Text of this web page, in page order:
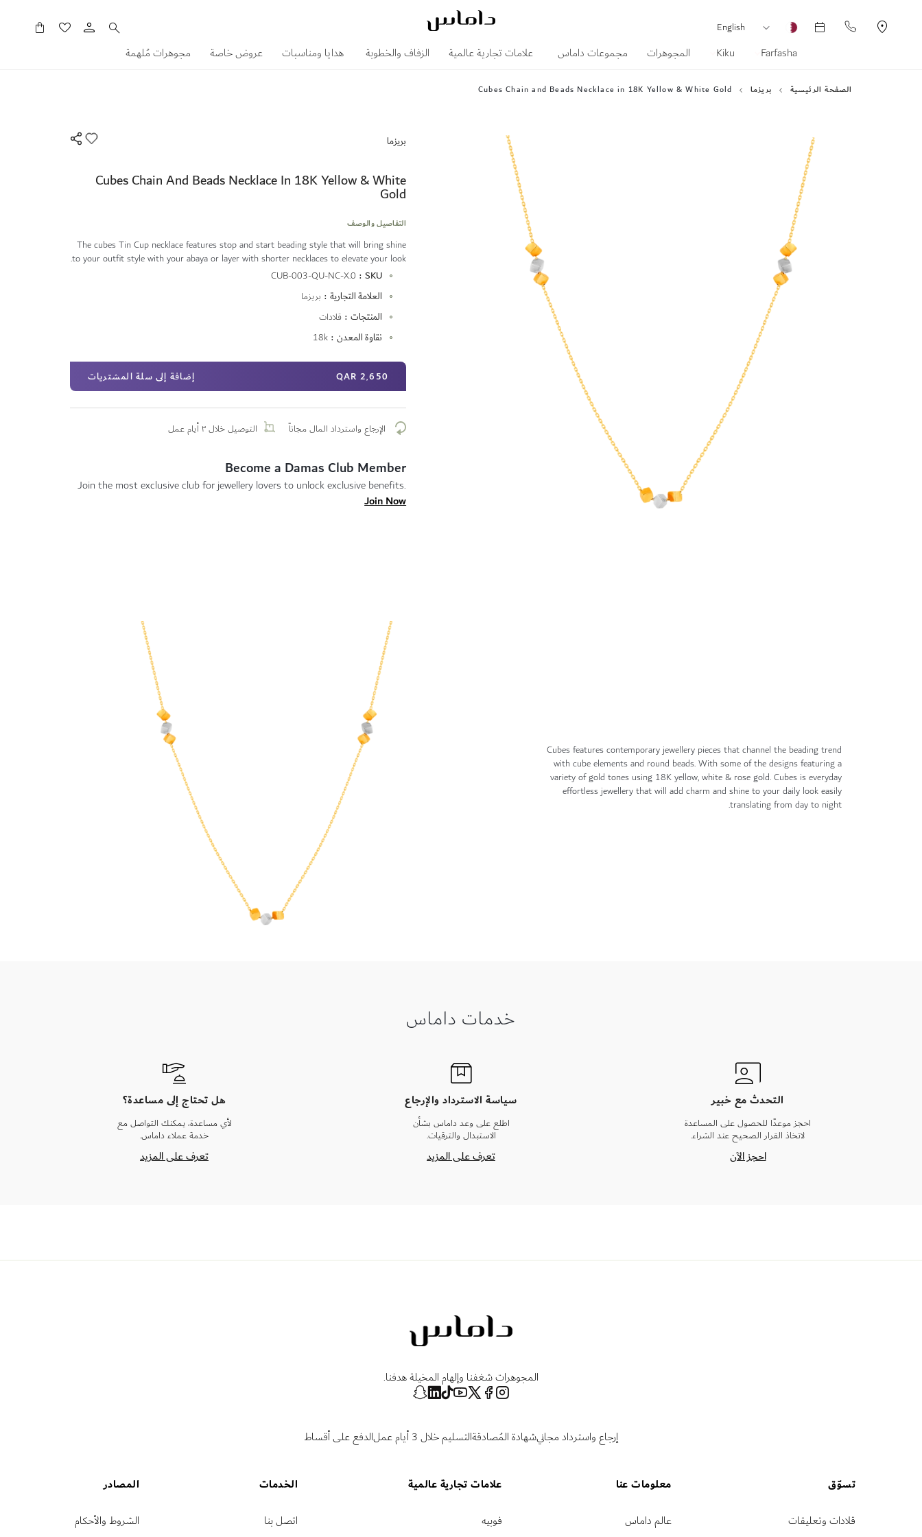
العملة لغة
English
Farfasha
Kiku المجوهرات مجموعات داماس علامات تجارية عالمية الزفاف والخطوبة هدايا ومناسبات عروض خاصة مجوهرات مُلهمة
الصفحة الرئيسية بريزما Cubes Chain and Beads Necklace in 18K Yellow & White Gold
بريزما
Cubes Chain And Beads Necklace In 18K Yellow & White
Gold
التفاصيل والوصف
The cubes Tin Cup necklace features stop and start beading style that will bring shine
to your outfit style with your abaya or layer with shorter necklaces to elevate your look.
المزيد
المعلومات
SKU
CUB-003-QU-NC-X.0
العلامة التجارية
بريزما
المنتجات قلادات
نقاوة المعدن 18k
2٬650 QAR إضافة إلى سلة المشتريات
الإرجاع واسترداد المال مجاناً التوصيل خلال ٣ أيام عمل
Become a Damas Club Member
Join the most exclusive club for jewellery lovers to unlock exclusive benefits.
Join Now
Cubes features contemporary jewellery pieces that channel the beading trend
with cube elements and round beads. With some of the designs featuring a
variety of gold tones using 18K yellow, white & rose gold. Cubes is everyday
effortless jewellery that will add charm and shine to your daily look easily
translating from day to night.
خدمات داماس
التحدث مع خبير
احجز موعدًا للحصول على المساعدة
لاتخاذ القرار الصحيح عند الشراء.
احجز الآن
سياسة الاسترداد والإرجاع
اطلع على وعد داماس بشأن
الاستبدال والترقيات.
تعرف على المزيد
هل تحتاج إلى مساعدة؟
لأي مساعدة، يمكنك التواصل مع
خدمة عملاء داماس.
تعرف على المزيد
المجوهرات شغفنا وإلهام المخيلة هدفنا.
إرجاع واسترداد مجانيشهادة المُصادقةالتسليم خلال 3 أيام عمل الدفع على أقساط
تسوّق
قلادات وتعليقات
معلومات عنا
عالم داماس
علامات تجارية عالمية
فوبيه
الخدمات
اتصل بنا
المصادر
الشروط والأحكام